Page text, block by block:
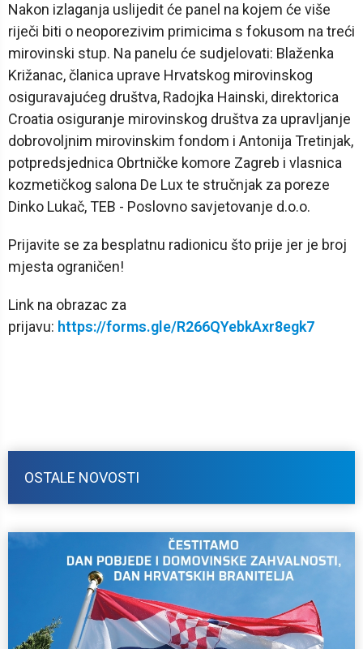
Nakon izlaganja uslijedit će panel na kojem će više
riječi biti o neoporezivim primicima s fokusom na treći
mirovinski stup. Na panelu će sudjelovati: Blaženka
Križanac, članica uprave Hrvatskog mirovinskog
osiguravajućeg društva, Radojka Hainski, direktorica
Croatia osiguranje mirovinskog društva za upravljanje
dobrovoljnim mirovinskim fondom i Antonija Tretinjak,
potpredsjednica Obrtničke komore Zagreb i vlasnica
kozmetičkog salona De Lux te stručnjak za poreze
Dinko Lukač, TEB - Poslovno savjetovanje d.o.o.
Prijavite se za besplatnu radionicu što prije jer je broj
mjesta ograničen!
Link na obrazac za
prijavu: https://forms.gle/R266QYebkAxr8egk7
OSTALE NOVOSTI